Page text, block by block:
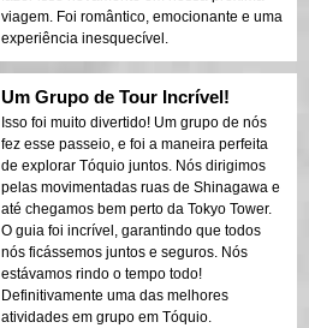
viagem. Foi romântico, emocionante e uma
experiência inesquecível.
Um Grupo de Tour Incrível!
Isso foi muito divertido! Um grupo de nós
fez esse passeio, e foi a maneira perfeita
de explorar Tóquio juntos. Nós dirigimos
pelas movimentadas ruas de Shinagawa e
até chegamos bem perto da Tokyo Tower.
O guia foi incrível, garantindo que todos
nós ficássemos juntos e seguros. Nós
estávamos rindo o tempo todo!
Definitivamente uma das melhores
atividades em grupo em Tóquio.